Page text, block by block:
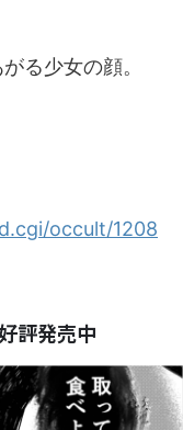
る少女の顔。
occult/1208
評発売中